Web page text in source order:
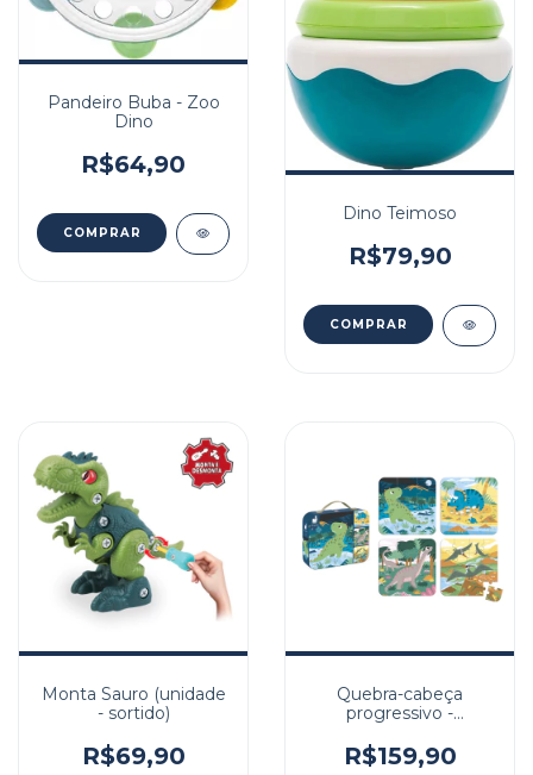
Pandeiro Buba - Zoo
Dino
R$64,90
Dino Teimoso
R$79,90
Monta Sauro (unidade
- sortido)
R$69,90
Quebra-cabeça
progressivo -
peças – Janod
R$159,90